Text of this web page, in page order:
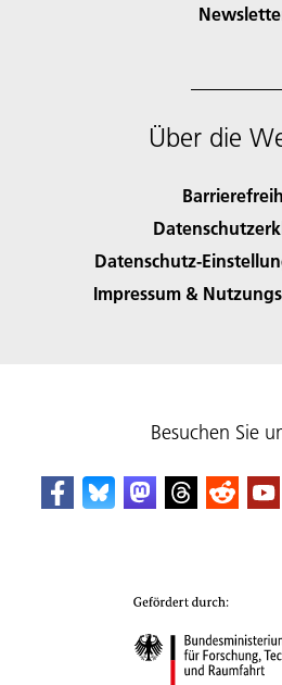
Über die
Datenschutz-
Impressum &
Besuchen Sie